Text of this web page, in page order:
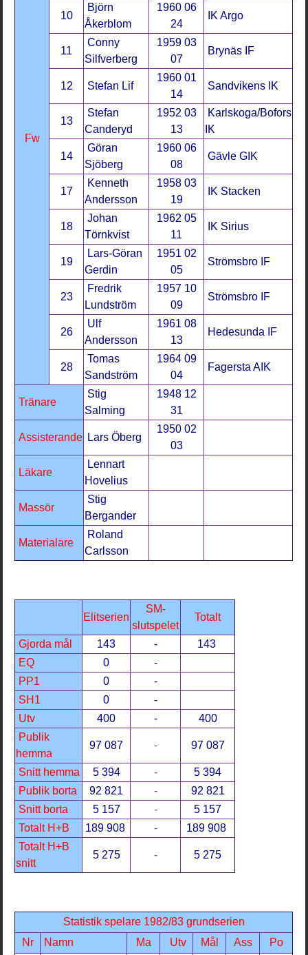
Fw
10
Björn
Åkerblom
1960 06
24
IK Argo
11
Conny
Silfverberg
1959 03
07
Brynäs IF
12 Stefan Lif
1960 01
14
Sandvikens IK
13
Stefan
Canderyd
1952 03
13
Karlskoga/Bofors
IK
14
Göran
Sjöberg
1960 06
08
Gävle GIK
17
Kenneth
Andersson
1958 03
19
IK Stacken
18
Johan
Törnkvist
1962 05
11
IK Sirius
19
Lars-Göran
Gerdin
1951 02
05
Strömsbro IF
23
Fredrik
Lundström
1957 10
09
Strömsbro IF
26
Ulf
Andersson
1961 08
13
Hedesunda IF
28
Tomas
Sandström
1964 09
04
Fagersta AIK
Tränare
Stig
Salming
1948 12
31
Assisterande Lars Öberg
1950 02
03
Läkare
Lennart
Hovelius
Massör
Stig
Bergander
Materialare
Roland
Carlsson
Elitserien
SM-
slutspelet
Totalt
Gjorda mål 143 -
143
EQ
0
-
PP1
0
-
SH1
0
-
Utv
400 -
400
Publik
hemma
97 087 - 97 087
Snitt hemma 5 394 -
5 394
Publik borta
92 821 -
92 821
Snitt borta
5 157 -
5 157
Totalt H+B
189 908 -
189 908
Totalt H+B
snitt
5 275 - 5 275
Statistik spelare 1982/83 grundserien
Nr
Namn Ma Utv Mål Ass Po